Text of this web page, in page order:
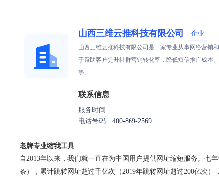
山西三维云推科技有限公司 企业
山西三维云推科技有限公司是一家专业从事网络营销
于帮助客户提升社群营销转化率，降低短信推广成本
势。
联系信息
服务时间：
电话号码： 400-869-2569
老牌专业缩我工具
自2013年以来，我们就一直在为中国用户提供网址缩短服务。七
条），累计跳转网址超过千亿次（2019年跳转网址超过200亿次